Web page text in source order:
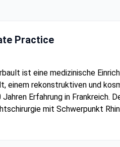
Practice
ist eine medizinische
einem rekonstruktiven und
Erfahrung in Frankreich.
mit Schwerpunkt